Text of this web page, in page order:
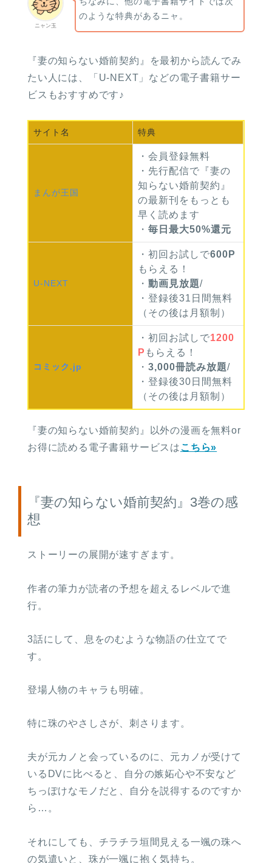
ニャン玉
のような特典があるニャ。
『妻の知らない婚前契約』を最初から読んでみ
たい人には、「U-NEXT」などの電子書籍サー
ビスもおすすめです♪
サイト名 特典
まんが王国
・会員登録無料
・先行配信で『妻の
知らない婚前契約』
の最新刊をもっとも
早く読めます
・ 毎日最大50%還元
U-NEXT
・初回お試しで600P
もらえる！
・ 動画見放題/
・登録後31日間無料
（その後は月額制）
コミック .jp
・初回お試しで1200
P もらえる！
・ 3,000冊読み放題/
・登録後30日間無料
（その後は月額制）
『妻の知らない婚前契約』以外の漫画を無料or
お得に読める電子書籍サービスは こちら»
『妻の知らない婚前契約』3巻の感
想
ストーリーの展開が速すぎます。
作者の筆力が読者の予想を超えるレベルで進
行。
3話にして、息をのむような物語の仕立てで
す。
登場人物のキャラも明確。
特に珠のやさしさが、刺さります。
夫が元カノと会っているのに、元カノが受けて
いるDVに比べると、自分の嫉妬心や不安など
ちっぽけなモノだと、自分を説得するのですか
ら…。
それにしても、チラチラ垣間見える一颯の珠へ
の気遣いと、珠が一颯に抱く気持ち。